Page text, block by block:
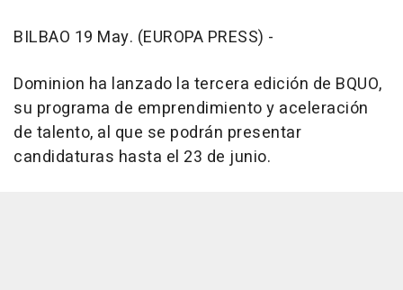
BILBAO 19 May. (EUROPA PRESS) -
Dominion ha lanzado la tercera edición de BQUO,
su programa de emprendimiento y aceleración
de talento, al que se podrán presentar
candidaturas hasta el 23 de junio.